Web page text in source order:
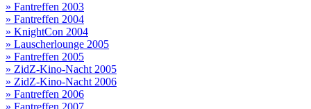
» Fantreffen 2003
» Fantreffen 2004
» KnightCon 2004
» Lauscherlounge 2005
» Fantreffen 2005
» ZidZ-Kino-Nacht 2005
» ZidZ-Kino-Nacht 2006
» Fantreffen 2006
» Fantreffen 2007